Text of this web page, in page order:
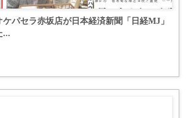
ケパセラ赤坂店が日本経済新聞「日経MJ」
...